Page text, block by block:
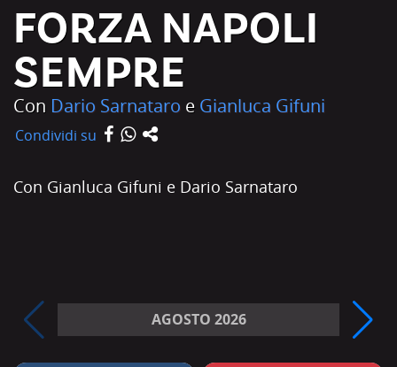
FORZA NAPOLI
SEMPRE
Con Dario Sarnataro e Gianluca Gifuni
Condividi su
Con Gianluca Gifuni e Dario Sarnataro
AGOSTO 2026